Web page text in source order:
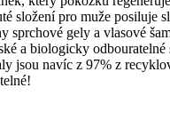
složení pro muže posiluje
sprchové gely a vlasové
a biologicky odbouratelné
jsou navíc z 97% z